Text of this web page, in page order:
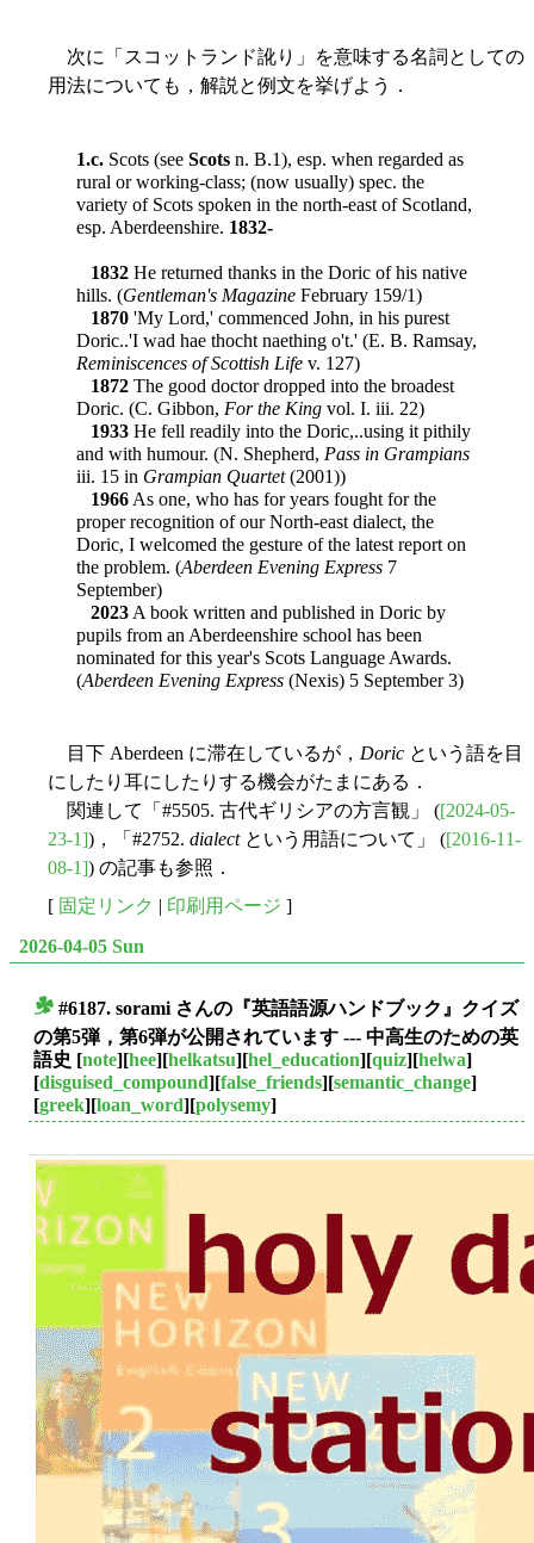
次に「スコットランド訛り」を意味する名詞としての
用法についても，解説と例文を挙げよう．
1.c. Scots (see Scots n. B.1), esp. when regarded as
rural or working-class; (now usually) spec. the
variety of Scots spoken in the north-east of Scotland,
esp. Aberdeenshire. 1832-
1832 He returned thanks in the Doric of his native
hills. (Gentleman's Magazine February 159/1)
1870 'My Lord,' commenced John, in his purest
Doric..'I wad hae thocht naething o't.' (E. B. Ramsay,
Reminiscences of Scottish Life v. 127)
1872 The good doctor dropped into the broadest
Doric. (C. Gibbon, For the King vol. I. iii. 22)
1933 He fell readily into the Doric,..using it pithily
and with humour. (N. Shepherd, Pass in Grampians
iii. 15 in Grampian Quartet(2001))
1966 As one, who has for years fought for the
proper recognition of our North-east dialect, the
Doric, I welcomed the gesture of the latest report on
the problem. (Aberdeen Evening Express 7
September)
2023 A book written and published in Doric by
pupils from an Aberdeenshire school has been
nominated for this year's Scots Language Awards.
(Aberdeen Evening Express (Nexis) 5 September 3)
目下 Aberdeen に滞在しているが， Doric という語を目
にしたり耳にしたりする機会がたまにある．
関連して「#5505. 古代ギリシアの方言観」 ([2024-05-
23-1])，「#2752. dialectという用語について」 ([2016-11-
08-1]) の記事も参照．
[ 固定リンク | 印刷用ページ ]
2026-04-05 Sun
#6187. sorami さんの『英語語源ハンドブック』クイズ
の第5弾，第6弾が公開されています --- 中高生のための英
語史 [note][hee][helkatsu][hel_education][quiz][helwa]
[disguised_compound][false_friends][semantic_change]
[greek][loan_word][polysemy]